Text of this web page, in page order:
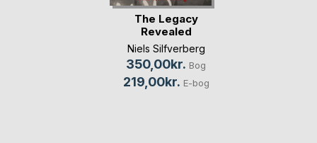
The Legacy
Revealed
Niels Silfverberg
350,00kr. Bog
219,00kr. E-bog